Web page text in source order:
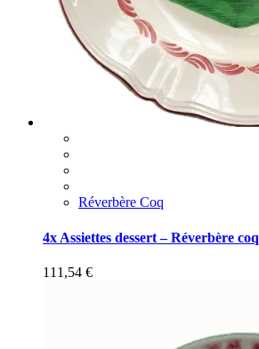
Réverbère Coq
4x Assiettes dessert – Réverbère coq
111,54 €